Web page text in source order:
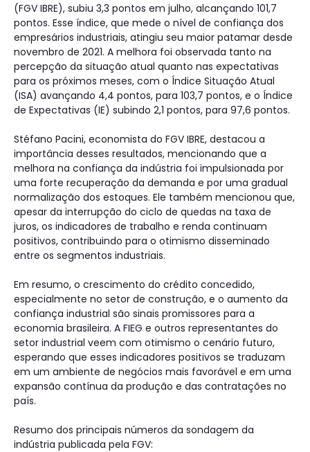
(FGV IBRE), subiu 3,3 pontos em julho, alcançando 101,7
pontos. Esse índice, que mede o nível de confiança dos
empresários industriais, atingiu seu maior patamar desde
novembro de 2021. A melhora foi observada tanto na
percepção da situação atual quanto nas expectativas
para os próximos meses, com o Índice Situação Atual
(ISA) avançando 4,4 pontos, para 103,7 pontos, e o Índice
de Expectativas (IE) subindo 2,1 pontos, para 97,6 pontos.
Stéfano Pacini, economista do FGV IBRE, destacou a
importância desses resultados, mencionando que a
melhora na confiança da indústria foi impulsionada por
uma forte recuperação da demanda e por uma gradual
normalização dos estoques. Ele também mencionou que,
apesar da interrupção do ciclo de quedas na taxa de
juros, os indicadores de trabalho e renda continuam
positivos, contribuindo para o otimismo disseminado
entre os segmentos industriais.
Em resumo, o crescimento do crédito concedido,
especialmente no setor de construção, e o aumento da
confiança industrial são sinais promissores para a
economia brasileira. A FIEG e outros representantes do
setor industrial veem com otimismo o cenário futuro,
esperando que esses indicadores positivos se traduzam
em um ambiente de negócios mais favorável e em uma
expansão contínua da produção e das contratações no
país.
Resumo dos principais números da sondagem da
indústria publicada pela FGV: